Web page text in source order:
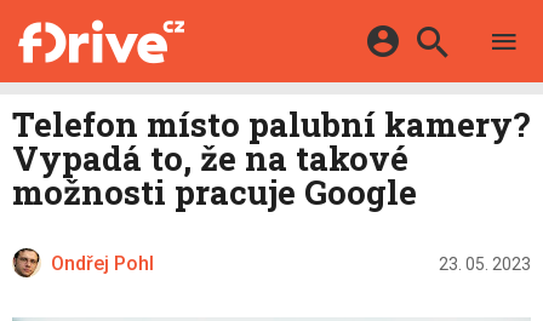
KATALOG
MAPA STANIC
DALŠÍ
HYBRIDY
E-MOTORSPORT
OSTATNÍ
Facebook Google
Telefon místo palubní kamery?
Vypadá to, že na takové
možnosti pracuje Google
Ondřej Pohl 23. 05. 2023